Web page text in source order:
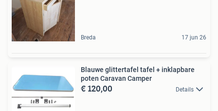
Breda 17 jun 26
Blauwe glittertafel tafel + inklapbare
poten Caravan Camper
€ 120,00 Details